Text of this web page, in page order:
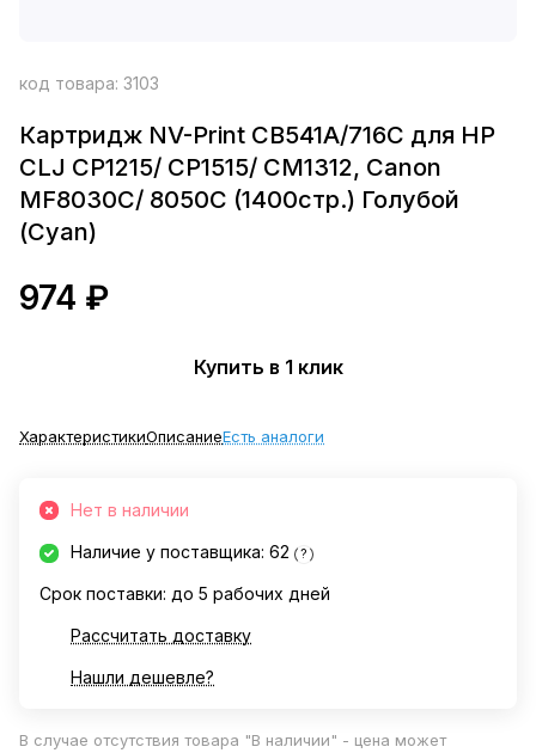
код товара: 3103
Картридж NV-Print CB541A/716C для HP
CLJ CP1215/ CP1515/ CM1312, Canon
MF8030C/ 8050C (1400стр.) Голубой
(Cyan)
974 ₽
Купить в 1 клик
ХарактеристикиОписаниеЕсть аналоги
Нет в наличии
Наличие у поставщика: 62 ?
Срок поставки: до 5 рабочих дней
Рассчитать доставку
Нашли дешевле?
В случае отсутствия товара "В наличии" - цена может